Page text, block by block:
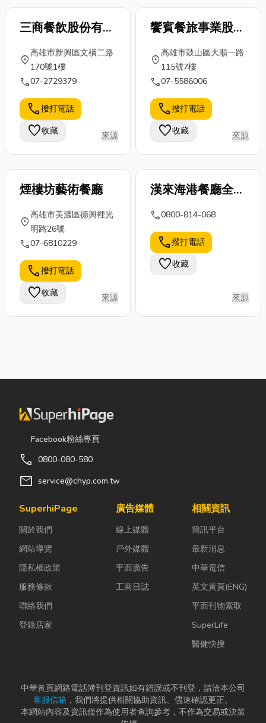
三商餐飲股份有限
公司
location_on
高雄市新興區文橫二路
170號1樓
call07-2729379
call撥打電話
favorite收藏 來源
饗賓餐旅事業股份
有限公司
location_on
高雄市鼓山區大順一路
115號7樓
call07-5586006
call撥打電話
favorite收藏 來源
煙樓坊藝術餐廳
location_on
高雄市美濃區德興裡光
明路26號
call07-6810229
call撥打電話
favorite收藏 來源
漢來海港餐廳全台
call0800-814-068
call撥打電話
favorite收藏
來源
Facebook粉絲專頁
call 0800-080-580
mail service@chyp.com.tw
SuperhiPage
關於我們
網站導覽
隱私權政策
服務條款
聯絡我們
登錄店家
廣告媒體
線上媒體
戶外媒體
平面廣告
工商日誌
相關資訊
簡訊平台
最新消息
中華電信
英文黃頁(ENG)
平面刊物索取
SuperLife
醫健快搜
中華黃頁網路電話簿刊登資訊如有錯誤或不刊登，請洽本公司
客服信箱 ，我們將提供相關協助資訊、儘速確認更正。
本網站內容及資訊僅作為使用者查詢參考，不作為交易或決策